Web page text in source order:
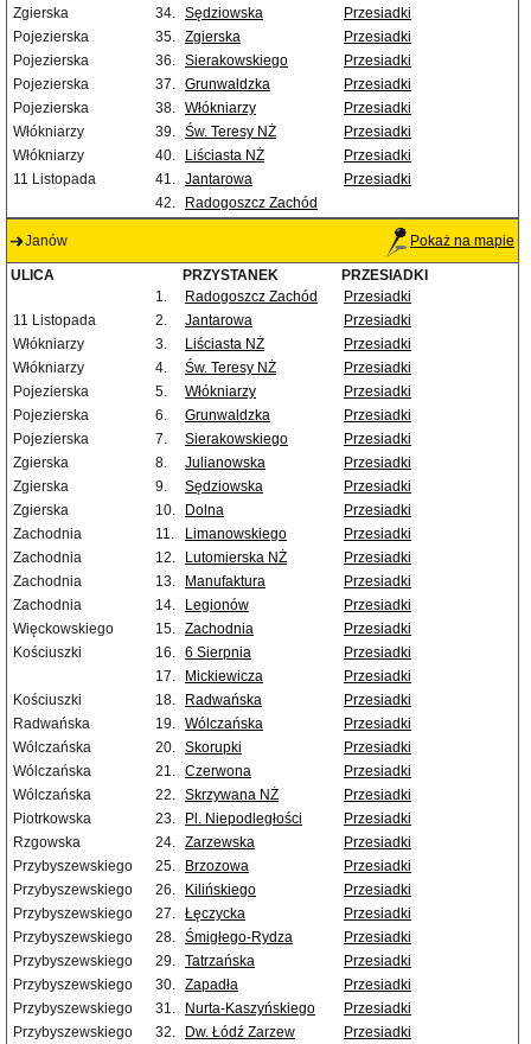
Zgierska
34. Sędziowska
Przesiadki
Pojezierska
35. Zgierska
Przesiadki
Pojezierska
36. Sierakowskiego
Przesiadki
Pojezierska
37. Grunwaldzka
Przesiadki
Pojezierska
38. Włókniarzy
Przesiadki
Włókniarzy
39. Św. Teresy NŻ
Przesiadki
Włókniarzy
40. Liściasta NŻ
Przesiadki
11 Listopada
41. Jantarowa
Przesiadki
42.
Radogoszcz Zachód
Janów Pokaż na mapie
ULICA PRZYSTANEK
PRZESIADKI
1.
Radogoszcz Zachód
Przesiadki
11 Listopada
2. Jantarowa
Przesiadki
Włókniarzy
3. Liściasta NŻ
Przesiadki
Włókniarzy
4. Św. Teresy NŻ
Przesiadki
Pojezierska
5. Włókniarzy
Przesiadki
Pojezierska
6. Grunwaldzka
Przesiadki
Pojezierska
7. Sierakowskiego
Przesiadki
Zgierska
8. Julianowska
Przesiadki
Zgierska
9. Sędziowska
Przesiadki
Zgierska
10. Dolna
Przesiadki
Zachodnia
11. Limanowskiego
Przesiadki
Zachodnia
12. Lutomierska NŻ
Przesiadki
Zachodnia
13. Manufaktura
Przesiadki
Zachodnia
14. Legionów
Przesiadki
Więckowskiego
15. Zachodnia
Przesiadki
Kościuszki
16. 6 Sierpnia
Przesiadki
17.
Mickiewicza
Przesiadki
Kościuszki
18. Radwańska
Przesiadki
Radwańska
19. Wólczańska
Przesiadki
Wólczańska
20. Skorupki
Przesiadki
Wólczańska
21. Czerwona
Przesiadki
Wólczańska
22. Skrzywana NŻ
Przesiadki
Piotrkowska
23. Pl. Niepodległości
Przesiadki
Rzgowska
24. Zarzewska
Przesiadki
Przybyszewskiego
25. Brzozowa
Przesiadki
Przybyszewskiego
26. Kilińskiego
Przesiadki
Przybyszewskiego
27. Łęczycka
Przesiadki
Przybyszewskiego
28. Śmigłego-Rydza
Przesiadki
Przybyszewskiego
29. Tatrzańska
Przesiadki
Przybyszewskiego
30. Zapadła
Przesiadki
Przybyszewskiego
31. Nurta-Kaszyńskiego
Przesiadki
Przybyszewskiego
32. Dw. Łódź Zarzew Przesiadki